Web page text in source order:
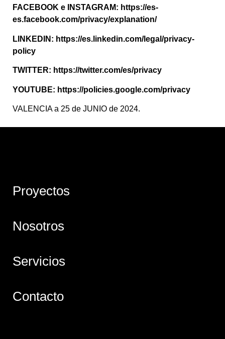
FACEBOOK e INSTAGRAM: https://es-
es.facebook.com/privacy/explanation/
LINKEDIN: https://es.linkedin.com/legal/privacy-
policy
TWITTER: https://twitter.com/es/privacy
YOUTUBE: https://policies.google.com/privacy
VALENCIA a 25 de JUNIO de 2024.
Proyectos
Nosotros
Servicios
Contacto